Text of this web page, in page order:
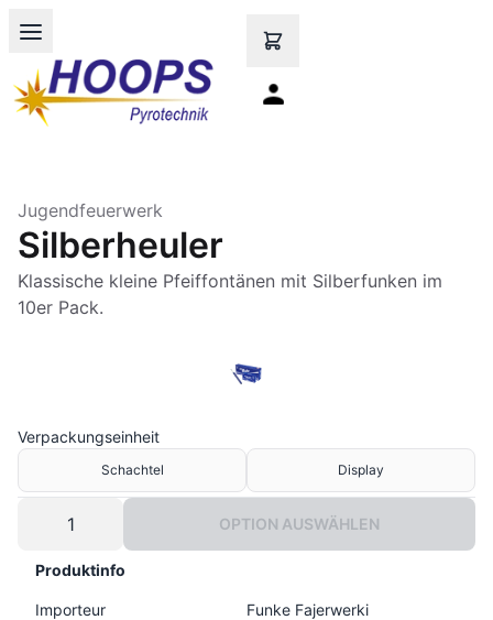
Open main menu
Jugendfeuerwerk
Silberheuler
Klassische kleine Pfeiffontänen mit Silberfunken im
10er Pack.
Verpackungseinheit
Schachtel Display
OPTION AUSWÄHLEN
Produktinfo
Importeur Funke Fajerwerki